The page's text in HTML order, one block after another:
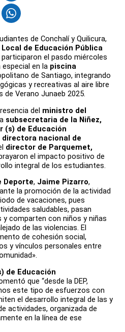
de Conchalí y Quilicura,
de Educación Pública
participaron el pasdo miércoles
especial en la piscina
de Santiago, integrando
y recreativas al aire libre
de Verano Junaeb 2025.
del ministro del
subsecretaria de la Niñez,
(s) de Educación
directora nacional de
director de Parquemet,
el impacto positivo de
integral de los estudiantes.
Deporte, Jaime Pizarro,
la promoción de la actividad
de vacaciones, pues
saludables, pasan
comparten con niños y niñas
de las violencias. El
de cohesión social,
y vínculos personales entre
de Educación
que “desde la DEP,
este tipo de esfuerzos con
el desarrollo integral de las y
actividades, organizada de
en la línea de ese